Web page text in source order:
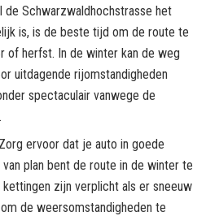
de Schwarzwaldhochstrasse het
is, is de beste tijd om de route te
of herfst. In de winter kan de weg
uitdagende rijomstandigheden
spectaculair vanwege de
ervoor dat je auto in goede
plan bent de route in de winter te
kettingen zijn verplicht als er sneeuw
de weersomstandigheden te